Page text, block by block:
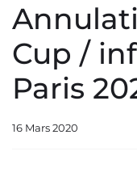
Cup /
Paris
16 Mars 2020